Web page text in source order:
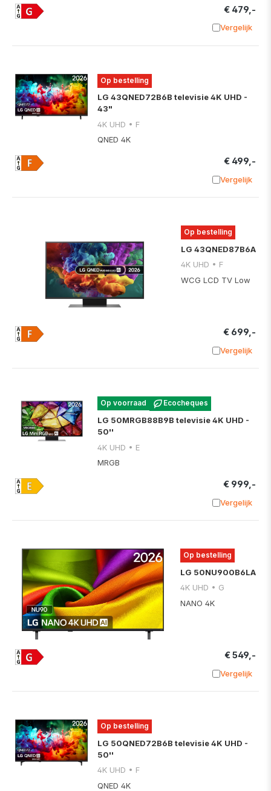
€ 479,-
Vergelijk
Op bestelling
LG 43QNED72B6B televisie 4K UHD -
43"
4K UHD • F
QNED 4K
€ 499,-
Vergelijk
Op bestelling
LG 43QNED87B6A
4K UHD • F
WCG LCD TV Low
€ 699,-
Vergelijk
Op voorraad Ecocheques
LG 50MRGB88B9B televisie 4K UHD -
50''
4K UHD • E
MRGB
€ 999,-
Vergelijk
Op bestelling
LG 50NU900B6LA
4K UHD • G
NANO 4K
€ 549,-
Vergelijk
Op bestelling
LG 50QNED72B6B televisie 4K UHD -
50''
4K UHD • F
QNED 4K